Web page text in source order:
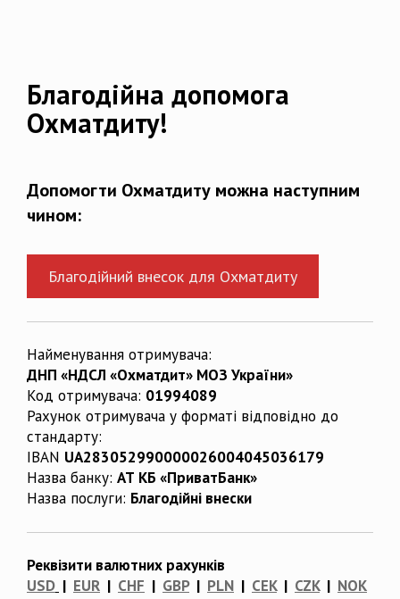
Благодійна допомога
Охматдиту!
Допомогти Охматдиту можна наступним
чином:
Благодійний внесок для Охматдиту
Найменування отримувача:
ДНП «НДСЛ «Охматдит» МОЗ України»
Код отримувача: 01994089
Рахунок отримувача у форматі відповідно до
стандарту:
IBAN UA283052990000026004045036179
Назва банку: АТ КБ «ПриватБанк»
Назва послуги: Благодійні внески
Реквізити валютних рахунків
USD | EUR | CHF | GBP| PLN | CEK| CZK| NOK